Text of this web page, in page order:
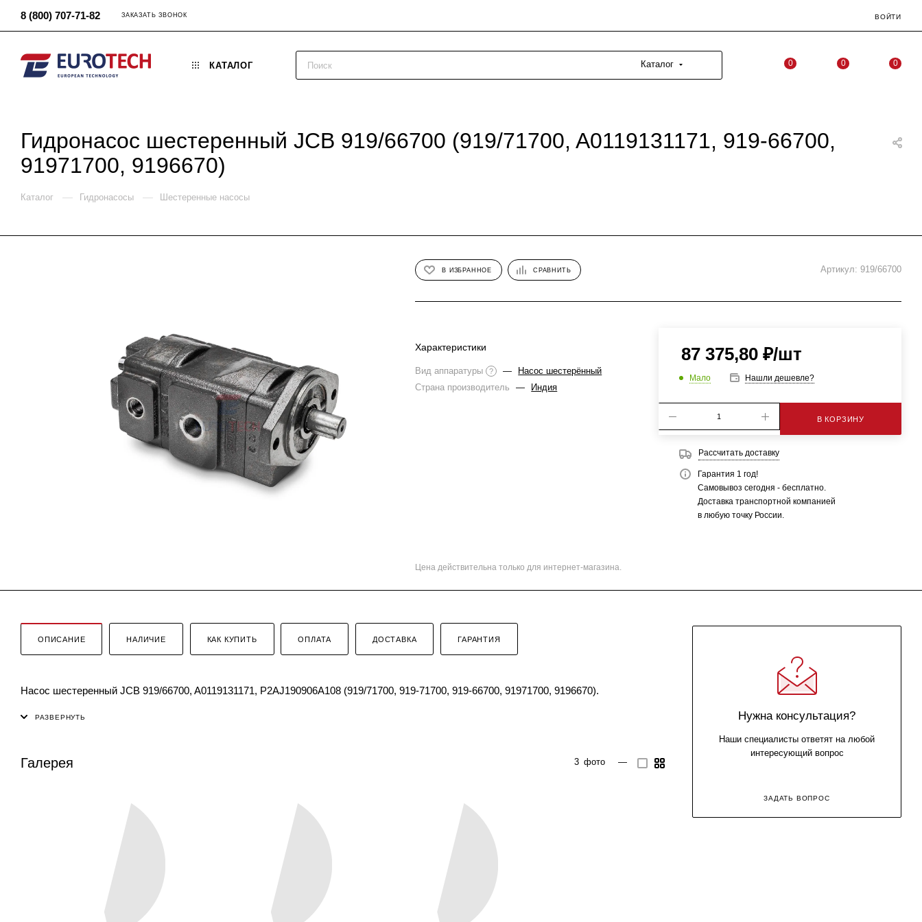
8 (800) 707-71-82 ЗАКАЗАТЬ ЗВОНОК ВОЙТИ
КАТАЛОГ Каталог 0 0 0
Гидронасос шестеренный JCB 919/66700 (919/71700, A0119131171, 919-66700,
91971700, 9196670)
Каталог — Гидронасосы — Шестеренные насосы
В ИЗБРАННОЕ СРАВНИТЬ Артикул: 919/66700
Характеристики
Вид аппаратуры ? —
Насос шестерённый
Страна производитель
— Индия
87 375,80₽/шт
Мало Нашли дешевле?
В КОРЗИНУ
Рассчитать доставку
Гарантия 1 год!
Самовывоз сегодня - бесплатно.
Доставка транспортной компанией
в любую точку России.
Цена действительна только для интернет-магазина.
ОПИСАНИЕ НАЛИЧИЕ КАК КУПИТЬ ОПЛАТА ДОСТАВКА ГАРАНТИЯ
Насос шестеренный JCB 919/66700, A0119131171, P2AJ190906A108 (919/71700, 919-71700, 919-66700, 91971700, 9196670).
Галерея 3 фото —
Нужна консультация?
Наши специалисты ответят на любой
интересующий вопрос
ЗАДАТЬ ВОПРОС